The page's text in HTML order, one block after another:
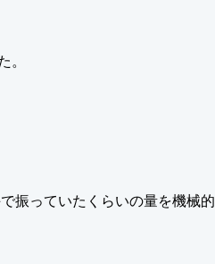
。
振っていたくらいの量を機械的